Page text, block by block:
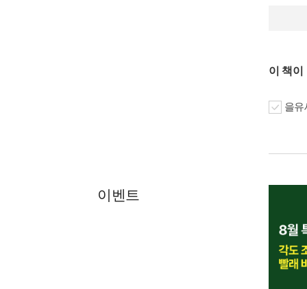
이 책이
을
이벤트